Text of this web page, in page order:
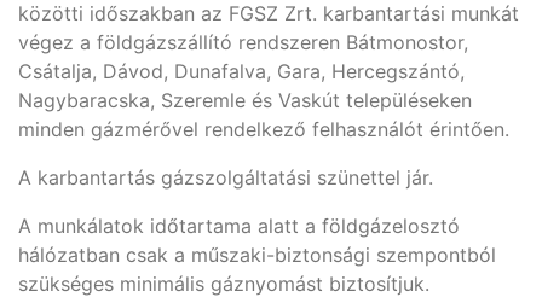
közötti időszakban az FGSZ Zrt. karbantartási munkát
végez a földgázszállító rendszeren Bátmonostor,
Csátalja, Dávod, Dunafalva, Gara, Hercegszántó,
Nagybaracska, Szeremle és Vaskút településeken
minden gázmérővel rendelkező felhasználót érintően.
A karbantartás gázszolgáltatási szünettel jár.
A munkálatok időtartama alatt a földgázelosztó
hálózatban csak a műszaki-biztonsági szempontból
szükséges minimális gáznyomást biztosítjuk.